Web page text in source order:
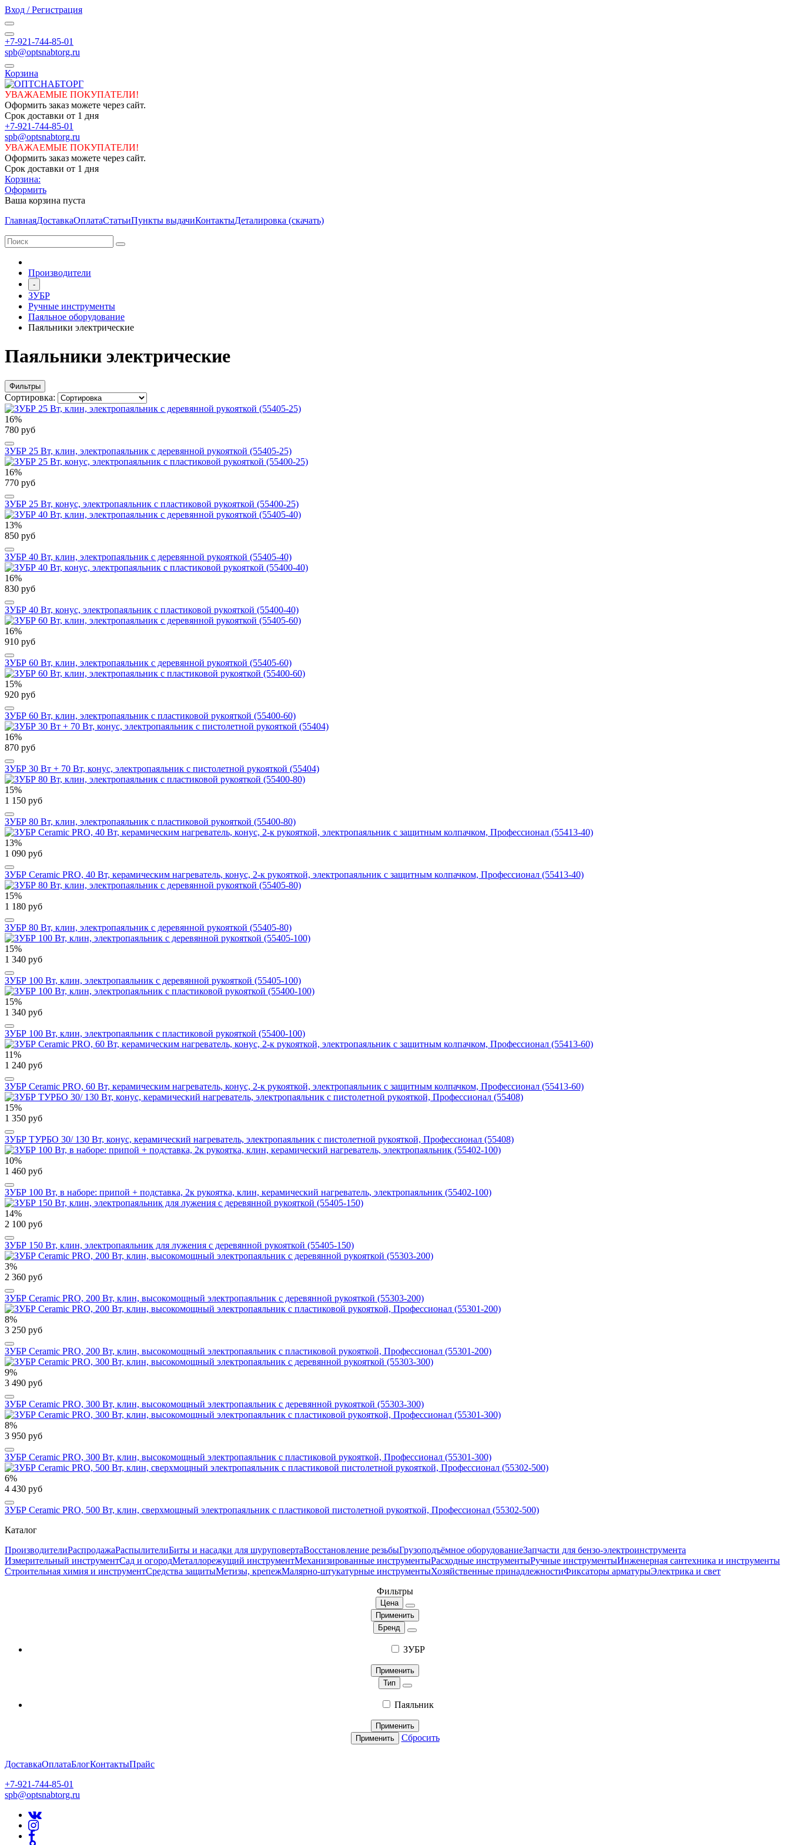
Вход / Регистрация
+7-921-744-85-01
spb@optsnabtorg.ru
Корзина
УВАЖАЕМЫЕ ПОКУПАТЕЛИ!
Оформить заказ можете через сайт.
Срок доставки от 1 дня
+7-921-744-85-01
spb@optsnabtorg.ru
УВАЖАЕМЫЕ ПОКУПАТЕЛИ!
Оформить заказ можете через сайт.
Срок доставки от 1 дня
Корзина:
Оформить
Ваша корзина пуста
ГлавнаяДоставкаОплатаСтатьиПункты выдачиКонтактыДеталировка (скачать)
Производители
-
ЗУБР
Ручные инструменты
Паяльное оборудование
Паяльники электрические
Паяльники электрические
Фильтры
Сортировка:
16%
780 руб
ЗУБР 25 Вт, клин, электропаяльник с деревянной рукояткой (55405-25)
16%
770 руб
ЗУБР 25 Вт, конус, электропаяльник с пластиковой рукояткой (55400-25)
13%
850 руб
ЗУБР 40 Вт, клин, электропаяльник с деревянной рукояткой (55405-40)
16%
830 руб
ЗУБР 40 Вт, конус, электропаяльник с пластиковой рукояткой (55400-40)
16%
910 руб
ЗУБР 60 Вт, клин, электропаяльник с деревянной рукояткой (55405-60)
15%
920 руб
ЗУБР 60 Вт, клин, электропаяльник с пластиковой рукояткой (55400-60)
16%
870 руб
ЗУБР 30 Вт + 70 Вт, конус, электропаяльник с пистолетной рукояткой (55404)
15%
1 150 руб
ЗУБР 80 Вт, клин, электропаяльник с пластиковой рукояткой (55400-80)
13%
1 090 руб
ЗУБР Ceramic PRO, 40 Вт, керамическим нагреватель, конус, 2-к рукояткой, электропаяльник с защитным колпачком, Профессионал (55413-40)
15%
1 180 руб
ЗУБР 80 Вт, клин, электропаяльник с деревянной рукояткой (55405-80)
15%
1 340 руб
ЗУБР 100 Вт, клин, электропаяльник с деревянной рукояткой (55405-100)
15%
1 340 руб
ЗУБР 100 Вт, клин, электропаяльник с пластиковой рукояткой (55400-100)
11%
1 240 руб
ЗУБР Ceramic PRO, 60 Вт, керамическим нагреватель, конус, 2-к рукояткой, электропаяльник с защитным колпачком, Профессионал (55413-60)
15%
1 350 руб
ЗУБР ТУРБО 30/ 130 Вт, конус, керамический нагреватель, электропаяльник с пистолетной рукояткой, Профессионал (55408)
10%
1 460 руб
ЗУБР 100 Вт, в наборе: припой + подставка, 2к рукоятка, клин, керамический нагреватель, электропаяльник (55402-100)
14%
2 100 руб
ЗУБР 150 Вт, клин, электропаяльник для лужения с деревянной рукояткой (55405-150)
3%
2 360 руб
ЗУБР Ceramic PRO, 200 Вт, клин, высокомощный электропаяльник с деревянной рукояткой (55303-200)
8%
3 250 руб
ЗУБР Ceramic PRO, 200 Вт, клин, высокомощный электропаяльник с пластиковой рукояткой, Профессионал (55301-200)
9%
3 490 руб
ЗУБР Ceramic PRO, 300 Вт, клин, высокомощный электропаяльник с деревянной рукояткой (55303-300)
8%
3 950 руб
ЗУБР Ceramic PRO, 300 Вт, клин, высокомощный электропаяльник с пластиковой рукояткой, Профессионал (55301-300)
6%
4 430 руб
ЗУБР Ceramic PRO, 500 Вт, клин, сверхмощный электропаяльник с пластиковой пистолетной рукояткой, Профессионал (55302-500)
Каталог
ПроизводителиРаспродажаРаспылителиБиты и насадки для шуруповертаВосстановление резьбыГрузоподъёмное оборудованиеЗапчасти для бензо-электроинструмента
Измерительный инструментСад и огородМеталлорежущий инструментМеханизированные инструментыРасходные инструментыРучные инструментыИнженерная сантехника и инструменты
Строительная химия и инструментСредства защитыМетизы, крепежМалярно-штукатурные инструментыХозяйственные принадлежностиФиксаторы арматурыЭлектрика и свет
Фильтры
Цена
Применить
Бренд
ЗУБР
Применить
Тип
Паяльник
Применить
Применить
Сбросить
ДоставкаОплатаБлогКонтактыПрайс
+7-921-744-85-01
spb@optsnabtorg.ru